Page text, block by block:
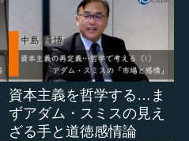
資本主義を哲学する…ま
ずアダム・スミスの見え
ざる手と道徳感情論